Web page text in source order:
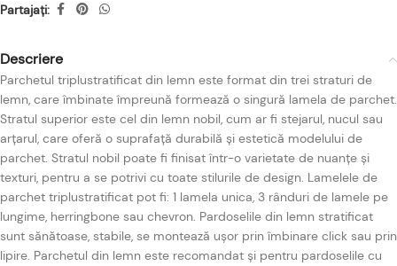
Partajați:
Descriere
Parchetul triplustratificat din lemn este format din trei straturi de
lemn, care îmbinate împreună formează o singură lamela de parchet.
Stratul superior este cel din lemn nobil, cum ar fi stejarul, nucul sau
arțarul, care oferă o suprafață durabilă și estetică modelului de
parchet. Stratul nobil poate fi finisat într-o varietate de nuanțe și
texturi, pentru a se potrivi cu toate stilurile de design. Lamelele de
parchet triplustratificat pot fi: 1 lamela unica, 3 rânduri de lamele pe
lungime, herringbone sau chevron. Pardoselile din lemn stratificat
sunt sănătoase, stabile, se montează ușor prin îmbinare click sau prin
lipire. Parchetul din lemn este recomandat și pentru pardoselile cu